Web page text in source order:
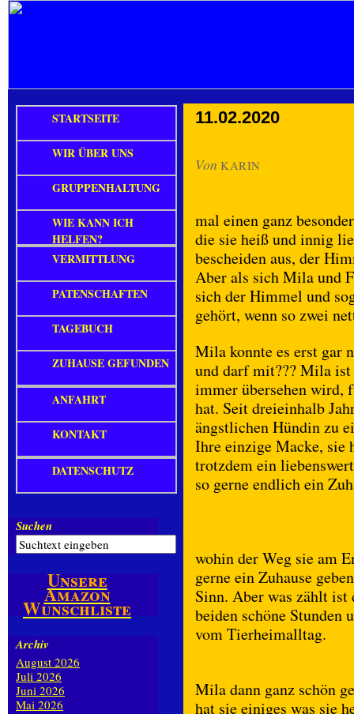
11.02.2020
Von KARIN
mal einen ganz
die sie heiß und innig
bescheiden aus, der
Aber als sich Mila und
sich der Himmel und
gehört, wenn so zwei
Mila konnte es erst gar
und darf mit??? Mila
immer übersehen wird,
hat. Seit dreieinhalb
ängstlichen Hündin zu
Ihre einzige Macke, sie
trotzdem ein
so gerne endlich ein
wohin der Weg sie am
gerne ein Zuhause
Sinn. Aber was zählt ist
beiden schöne Stunden
vom Tierheimalltag.
Mila dann ganz schön
hat sie einiges was sie
STARTSEITE
WIR ÜBER UNS
GRUPPENHALTUNG
WIE KANN ICH
HELFEN?
VERMITTLUNG
PATENSCHAFTEN
TAGEBUCH
ZUHAUSE GEFUNDEN
ANFAHRT
KONTAKT
DATENSCHUTZ
Suchen
Unsere
Amazon
Wunschliste
Archiv
August 2026
Juli 2026
Juni 2026
Mai 2026